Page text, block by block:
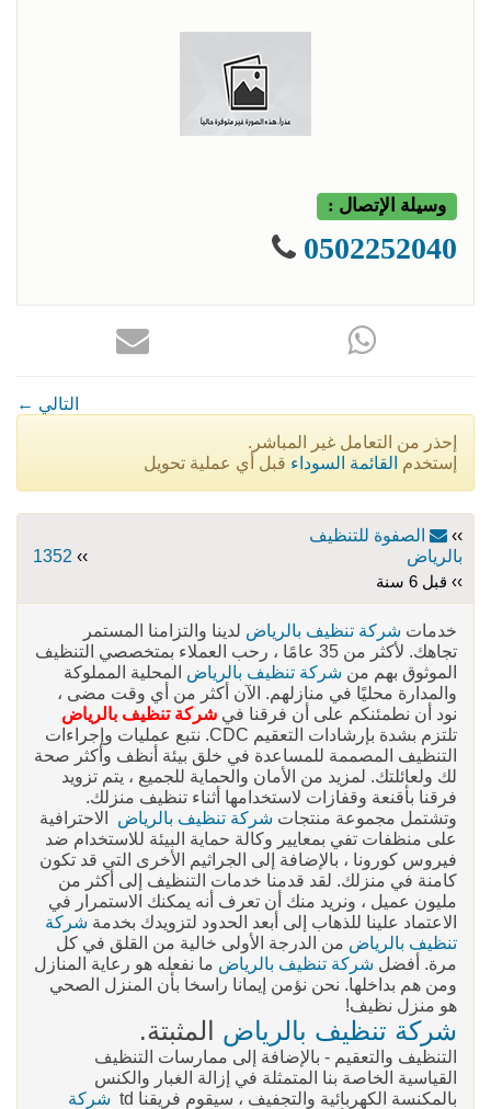
وسيلة الإتصال :
0502252040
← التالي
إحذر من التعامل غير المباشر.
إستخدم القائمة السوداء قبل أي عملية تحويل
››
الصفوة للتنظيف
بالرياض
››
1352
›› قبل 6 سنة
خدمات شركة تنظيف بالرياض لدينا والتزامنا المستمر
تجاهك. لأكثر من 35 عامًا ، رحب العملاء بمتخصصي التنظيف
الموثوق بهم من شركة تنظيف بالرياض المحلية المملوكة
والمدارة محليًا في منازلهم. الآن أكثر من أي وقت مضى ،
نود أن نطمئنكم على أن فرقنا في شركة تنظيف بالرياض
تلتزم بشدة بإرشادات التعقيم CDC. نتبع عمليات وإجراءات
التنظيف المصممة للمساعدة في خلق بيئة أنظف وأكثر صحة
لك ولعائلتك. لمزيد من الأمان والحماية للجميع ، يتم تزويد
فرقنا بأقنعة وقفازات لاستخدامها أثناء تنظيف منزلك.
وتشتمل مجموعة منتجات شركة تنظيف بالرياض الاحترافية
على منظفات تفي بمعايير وكالة حماية البيئة للاستخدام ضد
فيروس كورونا ، بالإضافة إلى الجراثيم الأخرى التي قد تكون
كامنة في منزلك. لقد قدمنا ​​خدمات التنظيف إلى أكثر من
مليون عميل ، ونريد منك أن تعرف أنه يمكنك الاستمرار في
الاعتماد علينا للذهاب إلى أبعد الحدود لتزويدك بخدمة شركة
تنظيف بالرياض من الدرجة الأولى خالية من القلق في كل
مرة. أفضل شركة تنظيف بالرياض ما نفعله هو رعاية المنازل
ومن هم بداخلها. نحن نؤمن إيمانا راسخا بأن المنزل الصحي
هو منزل نظيف!
شركة تنظيف بالرياض المثبتة.
التنظيف والتعقيم - بالإضافة إلى ممارسات التنظيف
القياسية الخاصة بنا المتمثلة في إزالة الغبار والكنس
بالمكنسة الكهربائية والتجفيف ، سيقوم فريقنا td
شركة